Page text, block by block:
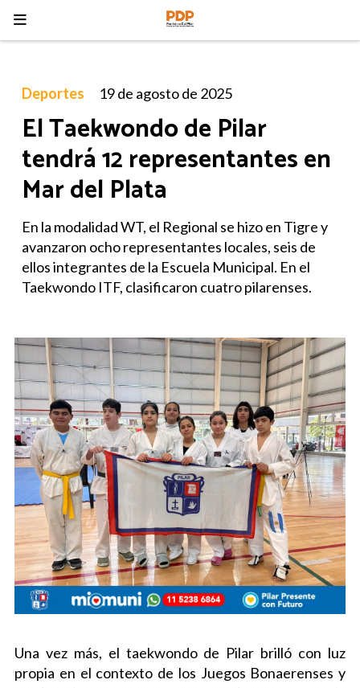
El Taekwondo de Pilar
tendrá 12 representantes en
Mar del Plata
En la modalidad WT, el Regional se hizo en Tigre y
avanzaron ocho representantes locales, seis de
ellos integrantes de la Escuela Municipal. En el
Taekwondo ITF, clasificaron cuatro pilarenses.
Deportes 19 de agosto de 2025
Una vez más, el taekwondo de Pilar brilló con luz
propia en el contexto de los Juegos Bonaerenses y